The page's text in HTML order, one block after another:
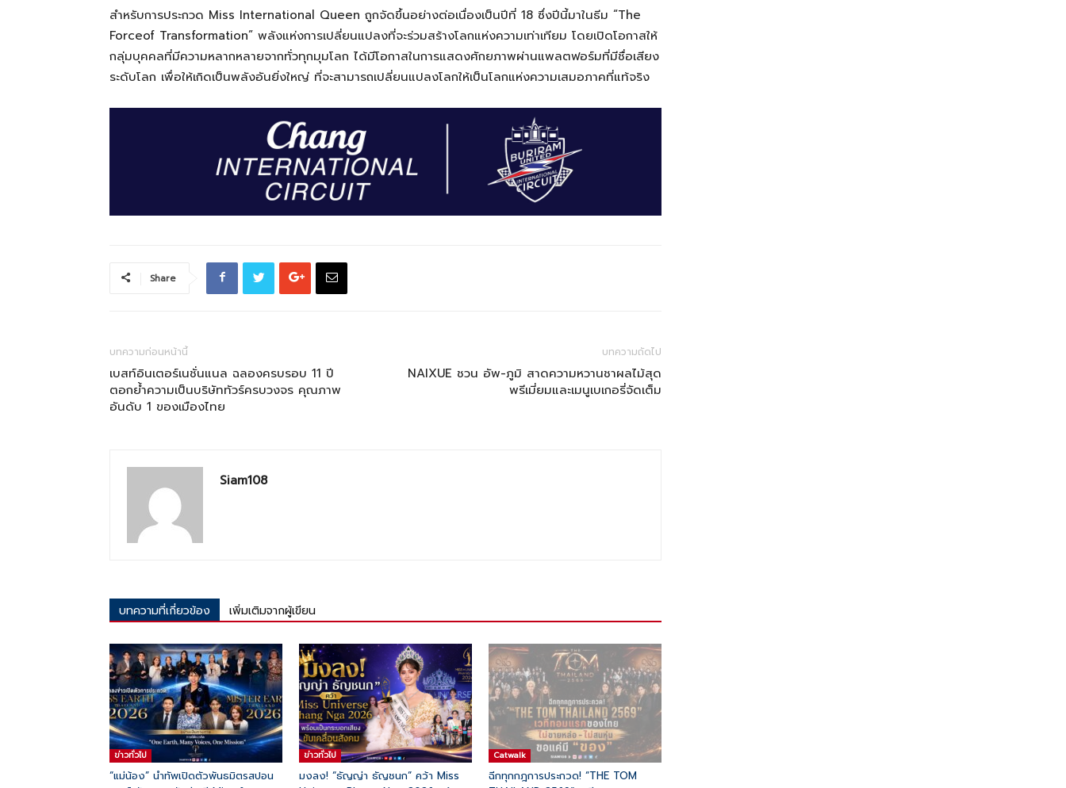
สำหรับการประกวด Miss International Queen ถูกจัดขึ้นอย่างต่อเนื่องเป็นปีที่ 18 ซึ่งปีนี้มาในธีม “The
Forceof Transformation” พลังแห่งการเปลี่ยนแปลงที่จะร่วมสร้างโลกแห่งความเท่าเทียม โดยเปิดโอกาสให้
กลุ่มบุคคลที่มีความหลากหลายจากทั่วทุกมุมโลก ได้มีโอกาสในการแสดงศักยภาพผ่านแพลตฟอร์มที่มีชื่อเสียง
ระดับโลก เพื่อให้เกิดเป็นพลังอันยิ่งใหญ่ ที่จะสามารถเปลี่ยนแปลงโลกให้เป็นโลกแห่งความเสมอภาคที่แท้จริง
Share
บทความก่อนหน้านี้
เบสท์อินเตอร์เนชั่นแนล ฉลองครบรอบ 11 ปี
ตอกย้ำความเป็นบริษัททัวร์ครบวงจร คุณภาพ
อันดับ 1 ของเมืองไทย
บทความถัดไป
NAIXUE ชวน อัพ-ภูมิ สาดความหวานชาผลไม้สุด
พรีเมี่ยมและเมนูเบเกอรี่จัดเต็ม
Siam108
บทความที่เกี่ยวข้อง เพิ่มเติมจากผู้เขียน
ข่าวทั่วไป
“แม่น้อง” นำทัพเปิดตัวพันธมิตรสปอน
ข่าวทั่วไป
มงลง! “ธัญญ่า ธัญชนก” คว้า Miss
Catwalk
ฉีกทุกกฎการประกวด! “THE TOM